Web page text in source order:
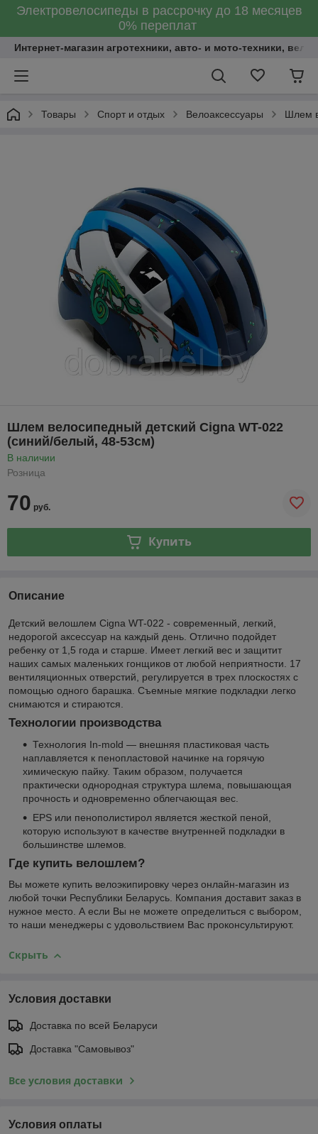
Электровелосипеды в рассрочку до 18 месяцев
0% переплат
Интернет-магазин агротехники, авто- и мото-техники,
Товары Спорт и отдых Велоаксессуары Шлем
Шлем велосипедный детский Cigna WT-022
(синий/белый, 48-53см)
В наличии
Розница
70 руб.
Купить
Описание
Детский велошлем Cigna WT-022 - современный, легкий,
недорогой аксессуар на каждый день. Отлично подойдет
ребенку от 1,5 года и старше. Имеет легкий вес и защитит
наших самых маленьких гонщиков от любой неприятности. 17
вентиляционных отверстий, регулируется в трех плоскостях с
помощью одного барашка. Съемные мягкие подкладки легко
снимаются и стираются.
Технологии производства
Технология In-mold — внешняя пластиковая часть
наплавляется к пенопластовой начинке на горячую
химическую пайку. Таким образом, получается
практически однородная структура шлема, повышающая
прочность и одновременно облегчающая вес.
EPS или пенополистирол является жесткой пеной,
которую используют в качестве внутренней подкладки в
большинстве шлемов.
Где купить велошлем?
Вы можете купить велоэкипировку через онлайн-магазин из
любой точки Республики Беларусь. Компания доставит заказ в
нужное место. А если Вы не можете определиться с выбором,
то наши менеджеры с удовольствием Вас проконсультируют.
Скрыть
Условия доставки
Доставка по всей Беларуси
Доставка "Самовывоз"
Все условия доставки
Условия оплаты